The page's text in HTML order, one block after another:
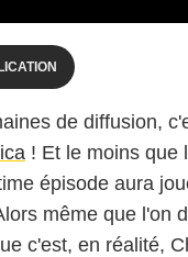
de diffusion,
! Et le moins que
épisode aura
même que l'on
c'est, en réalité,